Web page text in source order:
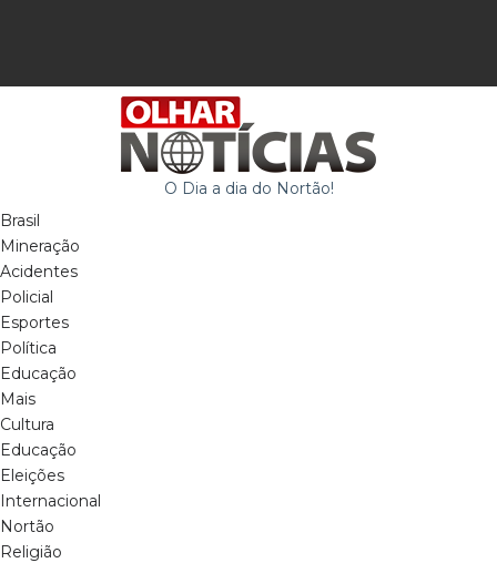
O Dia a dia do Nortão!
Brasil
Mineração
Acidentes
Policial
Esportes
Política
Educação
Mais
Cultura
Educação
Eleições
Internacional
Nortão
Religião